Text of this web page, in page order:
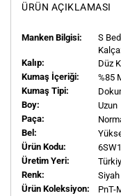
ÜRÜN AÇIKLAMASI
Manken Bilgisi: S
Kalıp:
Düz
Kumaş İçeriği:
%85
Kumaş Tipi:
Boy:
Uzun
Paça:
Bel:
Ürün Kodu:
Üretim Yeri:
Renk:
Siyah
Ürün Koleksiyon:
PnT-